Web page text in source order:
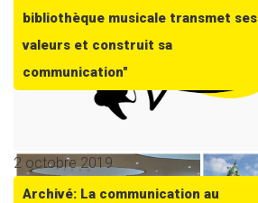
bibliothèque musicale transmet ses
valeurs et construit sa
communication"
2 octobre 2019
Archivé: La communication au